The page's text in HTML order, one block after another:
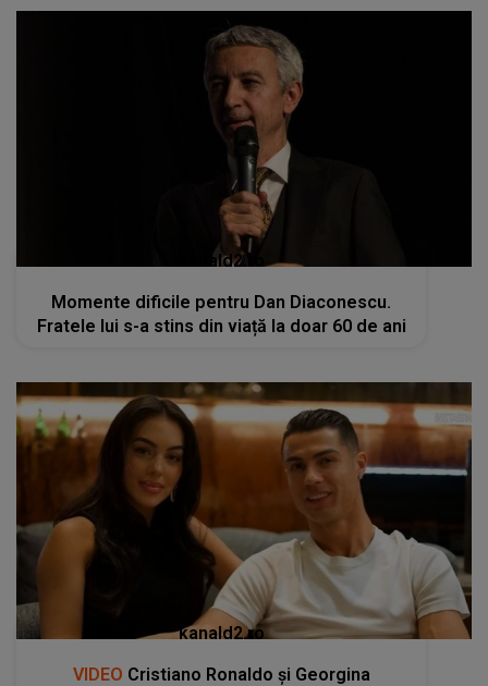
kanald2.ro
Momente dificile pentru Dan Diaconescu.
Fratele lui s-a stins din viață la doar 60 de ani
kanald2.ro
VIDEO Cristiano Ronaldo și Georgina